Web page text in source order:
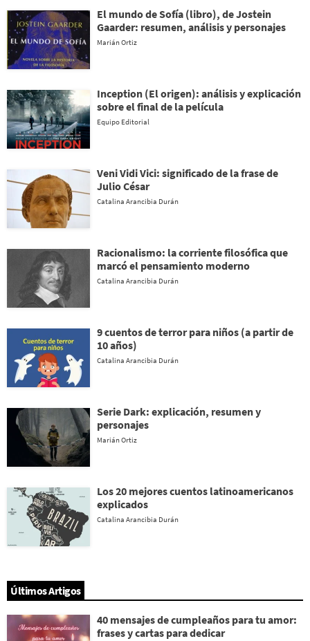
El mundo de Sofía (libro), de Jostein
Gaarder: resumen, análisis y personajes
Marián Ortiz
Inception (El origen): análisis y explicación
sobre el final de la película
Equipo Editorial
Veni Vidi Vici: significado de la frase de
Julio César
Catalina Arancibia Durán
Racionalismo: la corriente filosófica que
marcó el pensamiento moderno
Catalina Arancibia Durán
9 cuentos de terror para niños (a partir de
10 años)
Catalina Arancibia Durán
Serie Dark: explicación, resumen y
personajes
Marián Ortiz
Los 20 mejores cuentos latinoamericanos
explicados
Catalina Arancibia Durán
Últimos Artigos
40 mensajes de cumpleaños para tu amor:
frases y cartas para dedicar